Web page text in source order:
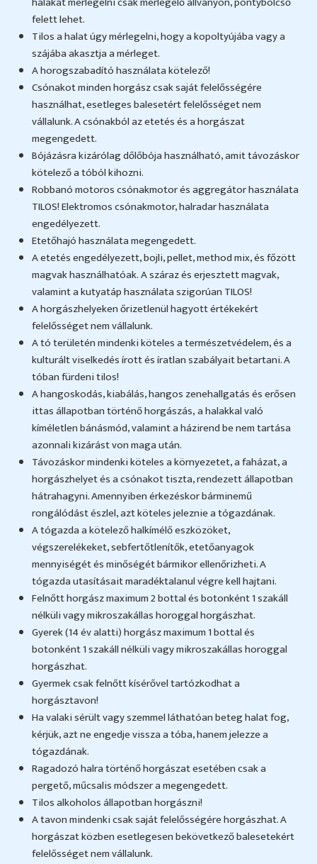
felett lehet.
Tilos a halat úgy mérlegelni, hogy a kopoltyújába vagy a
szájába akasztja a mérleget.
A horogszabadító használata kötelező!
Csónakot minden horgász csak saját felelősségére
használhat, esetleges balesetért felelősséget nem
vállalunk. A csónakból az etetés és a horgászat
megengedett.
Bójázásra kizárólag dőlőbója használható, amit távozáskor
kötelező a tóból kihozni.
Robbanó motoros csónakmotor és aggregátor használata
TILOS! Elektromos csónakmotor, halradar használata
engedélyezett.
Etetőhajó használata megengedett.
A etetés engedélyezett, bojli, pellet, method mix, és főzött
magvak használhatóak. A száraz és erjesztett magvak,
valamint a kutyatáp használata szigorúan TILOS!
A horgászhelyeken őrizetlenül hagyott értékekért
felelősséget nem vállalunk.
A tó területén mindenki köteles a természetvédelem, és a
kulturált viselkedés írott és íratlan szabályait betartani. A
tóban fürdeni tilos!
A hangoskodás, kiabálás, hangos zenehallgatás és erősen
ittas állapotban történő horgászás, a halakkal való
kíméletlen bánásmód, valamint a házirend be nem tartása
azonnali kizárást von maga után.
Távozáskor mindenki köteles a környezetet, a faházat, a
horgászhelyet és a csónakot tiszta, rendezett állapotban
hátrahagyni. Amennyiben érkezéskor bárminemű
rongálódást észlel, azt köteles jeleznie a tógazdának.
A tógazda a kötelező halkímélő eszközöket,
végszerelékeket, sebfertőtlenítők, etetőanyagok
mennyiségét és minőségét bármikor ellenőrizheti. A
tógazda utasításait maradéktalanul végre kell hajtani.
Felnőtt horgász maximum 2 bottal és botonként 1 szakáll
nélküli vagy mikroszakállas horoggal horgászhat.
Gyerek (14 év alatti) horgász maximum 1 bottal és
botonként 1 szakáll nélküli vagy mikroszakállas horoggal
horgászhat.
Gyermek csak felnőtt kísérővel tartózkodhat a
horgásztavon!
Ha valaki sérült vagy szemmel láthatóan beteg halat fog,
kérjük, azt ne engedje vissza a tóba, hanem jelezze a
tógazdának.
Ragadozó halra történő horgászat esetében csak a
pergető, műcsalis módszer a megengedett.
Tilos alkoholos állapotban horgászni!
A tavon mindenki csak saját felelősségére horgászhat. A
horgászat közben esetlegesen bekövetkező balesetekért
felelősséget nem vállalunk.